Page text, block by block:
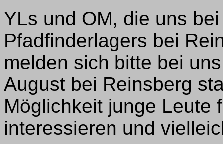
YLs und OM, die uns
Pfadfinderlagers bei
melden sich bitte bei
August bei Reinsberg
Möglichkeit junge Leute
interessieren und